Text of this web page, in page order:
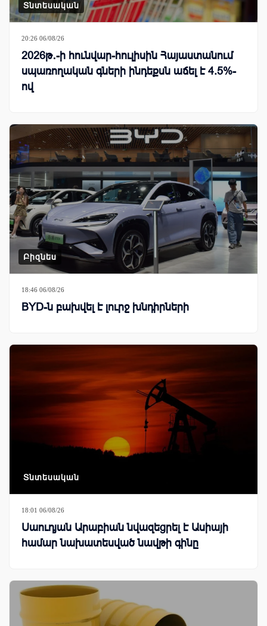
Տնտեսական
20:26 06/08/26
2026թ․-ի հունվար-հուլիսին Հայաստանում
սպառողական գների ինդեքսն աճել է 4.5%-
ով
Բիզնես
18:46 06/08/26
BYD-ն բախվել է լուրջ խնդիրների
Տնտեսական
18:01 06/08/26
Սաուդյան Արաբիան նվազեցրել է Ասիայի
համար նախատեսված նավթի գինը